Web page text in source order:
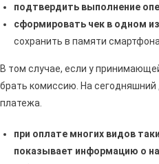
подтвердить выполнение
сформировать чек в одном
сохранить в памяти
В том случае, если у
брать комиссию. На
платежа.
при оплате многих видов
показывает информацию о